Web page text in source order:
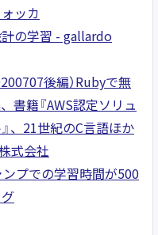
ッカ
の学習 - gallardo
後編）Rubyで無
書籍『AWS認定ソリュ
、21世紀のC言語ほか
式会社
プでの学習時間が500